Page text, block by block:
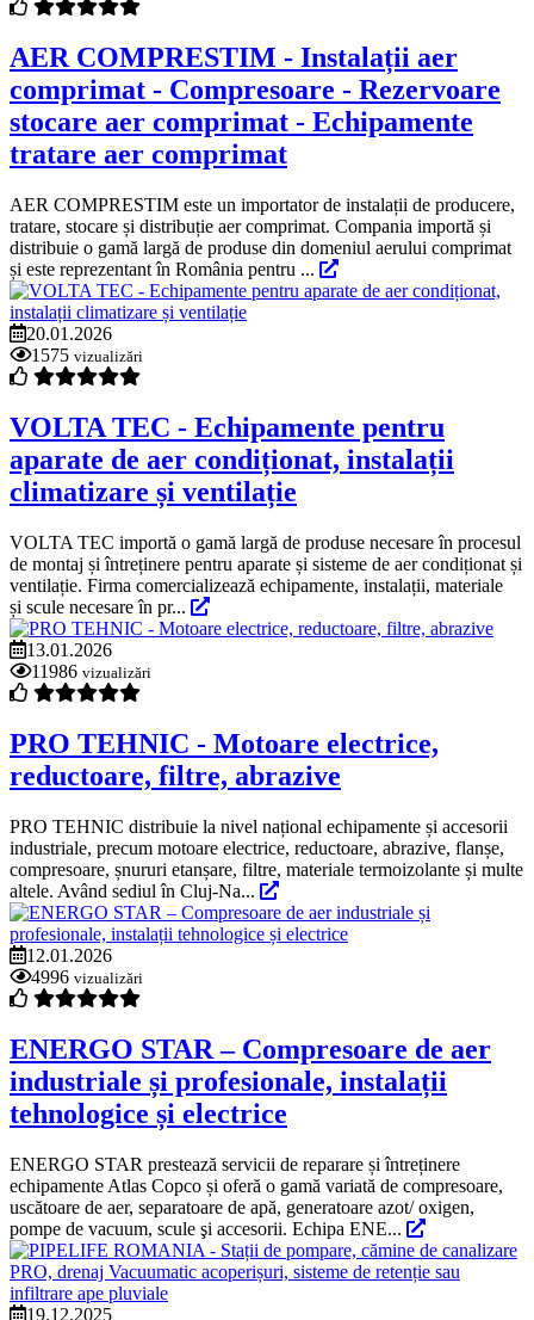
AER COMPRESTIM - Instalații aer
comprimat - Compresoare - Rezervoare
stocare aer comprimat - Echipamente
tratare aer comprimat
AER COMPRESTIM este un importator de instalații de producere,
tratare, stocare și distribuție aer comprimat. Compania importă și
distribuie o gamă largă de produse din domeniul aerului comprimat
și este reprezentant în România pentru ...
20.01.2026
1575 vizualizări
VOLTA TEC - Echipamente pentru
aparate de aer condiționat, instalații
climatizare și ventilație
VOLTA TEC importă o gamă largă de produse necesare în procesul
de montaj și întreținere pentru aparate și sisteme de aer condiționat și
ventilație. Firma comercializează echipamente, instalații, materiale
și scule necesare în pr...
13.01.2026
11986 vizualizări
PRO TEHNIC - Motoare electrice,
reductoare, filtre, abrazive
PRO TEHNIC distribuie la nivel național echipamente și accesorii
industriale, precum motoare electrice, reductoare, abrazive, flanșe,
compresoare, șnururi etanșare, filtre, materiale termoizolante și multe
altele. Având sediul în Cluj-Na...
12.01.2026
4996 vizualizări
ENERGO STAR – Compresoare de aer
industriale și profesionale, instalații
tehnologice și electrice
ENERGO STAR prestează servicii de reparare și întreținere
echipamente Atlas Copco și oferă o gamă variată de compresoare,
uscătoare de aer, separatoare de apă, generatoare azot/ oxigen,
pompe de vacuum, scule şi accesorii. Echipa ENE...
19.12.2025